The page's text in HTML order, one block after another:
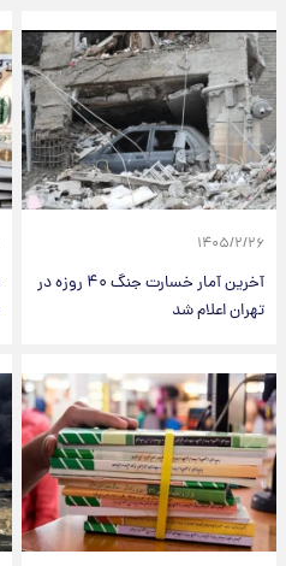
۱۴۰۵/۲/۲۶
آخرین آمار خسارت جنگ ۴۰ روزه در
تهران اعلام شد